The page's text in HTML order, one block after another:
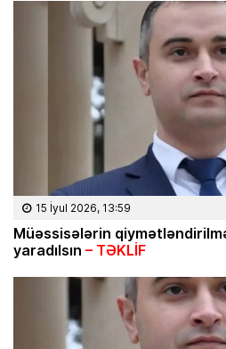
15 İyul 2026, 13:59
Müəssisələrin
yaradılsın – TƏKLİF